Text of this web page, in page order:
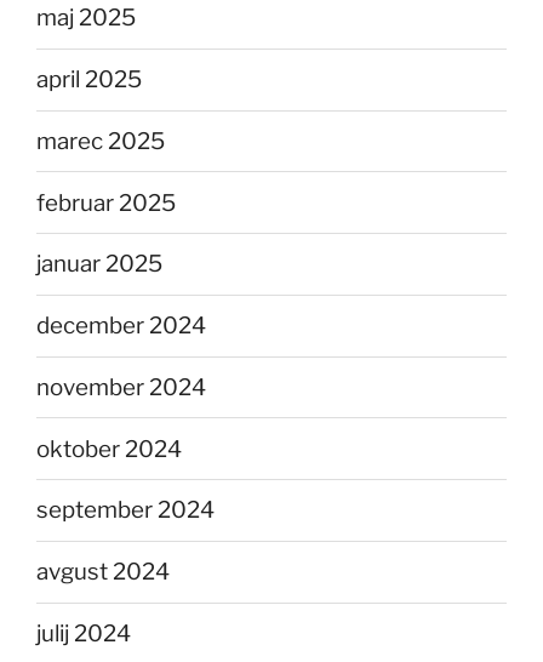
maj 2025
april 2025
marec 2025
februar 2025
januar 2025
december 2024
november 2024
oktober 2024
september 2024
avgust 2024
julij 2024